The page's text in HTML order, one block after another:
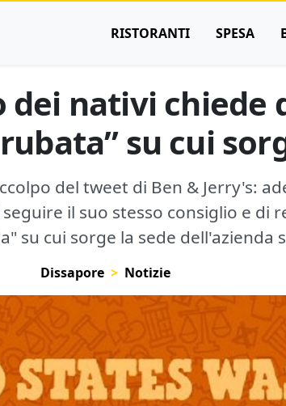
RISTORANTI SPESA
dei nativi
su cui
del tweet di Ben & Jerry's:
il suo stesso consiglio e di
su cui sorge la sede dell'azienda
Dissapore Notizie